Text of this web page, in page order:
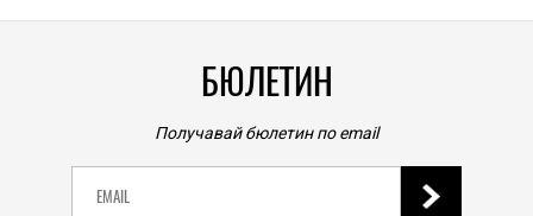
БЮЛЕТИН
Получавай бюлетин по email